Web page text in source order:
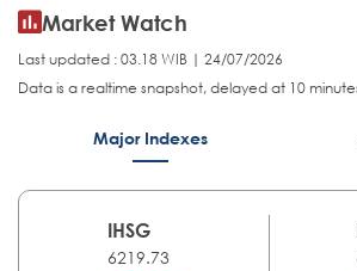
Market Watch
Last updated : 03.18 WIB | 24/07/2026
Data is a realtime snapshot, delayed at 10
Major Indexes
IHSG
6219.73